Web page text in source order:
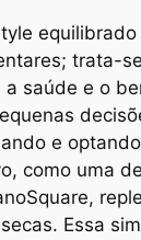
trata-
a saúde e o
e
como uma
Essa